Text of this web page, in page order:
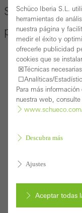
Schüco
panorámicas
Schüco Iberia S.L.
herramientas de
nuestra página y
medir el éxito y
ofrecerle publicidad
cookies que se
☒Técnicas
☐Analíticas/
Para más
nuestra web,
Descubra más
Ajustes
Aceptar todas